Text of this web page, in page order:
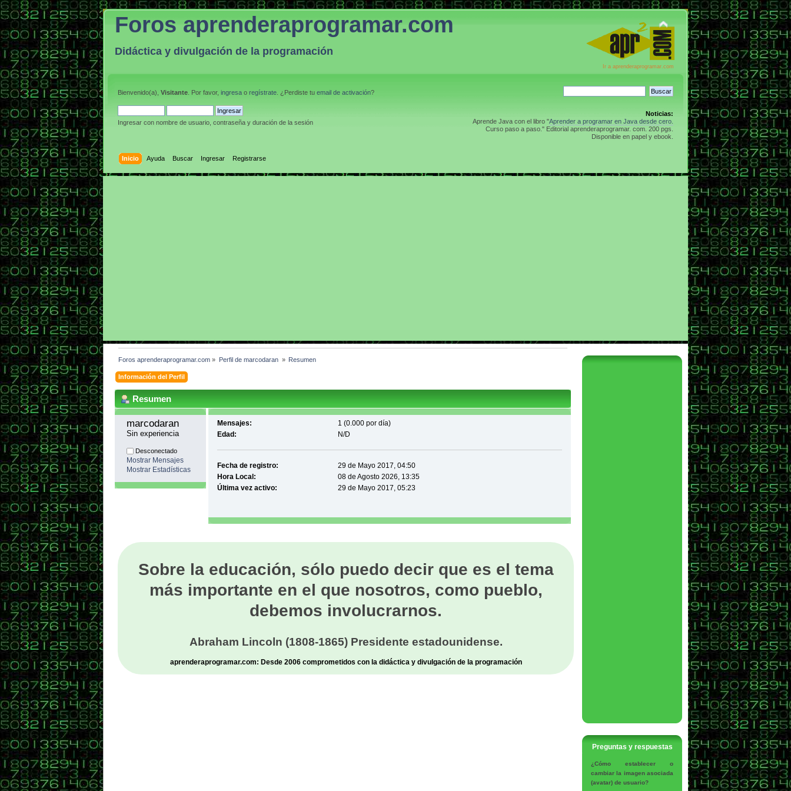
Foros aprenderaprogramar.com
Didáctica y divulgación de la programación
Ir a aprenderaprogramar.com
Bienvenido(a), Visitante . Por favor, ingresa o regístrate . ¿Perdiste tu email de activación?
Ingresar con nombre de usuario, contraseña y duración de la sesión
Noticias:
Aprende Java con el libro "Aprender a programar en Java desde cero.
Curso paso a paso." Editorial aprenderaprogramar. com. 200 pgs.
Disponible en papel y ebook.
Inicio Ayuda Buscar Ingresar Registrarse
Foros aprenderaprogramar.com » Perfil de marcodaran » Resumen
Información del Perfil
Resumen
marcodaran
Sin experiencia
Desconectado
Mostrar Mensajes
Mostrar Estadísticas
Mensajes:
1 (0.000 por día)
Edad:
N/D
Fecha de registro:
29 de Mayo 2017, 04:50
Hora Local:
08 de Agosto 2026, 13:35
Última vez activo:
29 de Mayo 2017, 05:23
Sobre la educación, sólo puedo decir que es el tema
más importante en el que nosotros, como pueblo,
debemos involucrarnos.
Abraham Lincoln (1808-1865) Presidente estadounidense.
aprenderaprogramar.com: Desde 2006 comprometidos con la didáctica y divulgación de la programación
Preguntas y respuestas
¿Cómo establecer o
cambiar la imagen asociada
(avatar) de usuario?